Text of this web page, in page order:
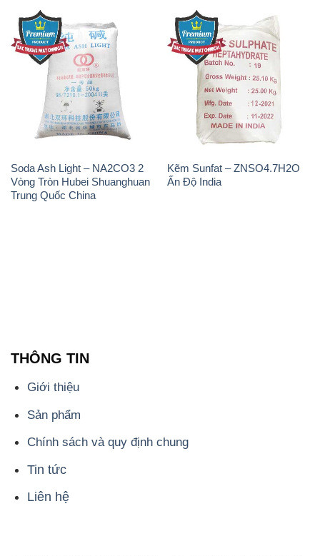
Soda Ash Light – NA2CO3 2
Vòng Tròn Hubei Shuanghuan
Trung Quốc China
Kẽm Sunfat – ZNSO4.7H2O
Ấn Độ India
Chính sách và quy định chung
Tin tức
Liên hệ
📞
PHÒNG KINH DOANH - CÔNG TY HÓA CHẤT
ĐẮC TRƯỜNG PHÁT